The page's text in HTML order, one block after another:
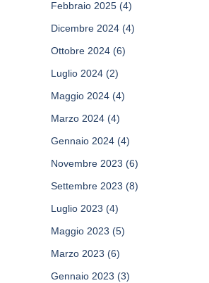
Febbraio 2025 (4)
Dicembre 2024 (4)
Ottobre 2024 (6)
Luglio 2024 (2)
Maggio 2024 (4)
Marzo 2024 (4)
Gennaio 2024 (4)
Novembre 2023 (6)
Settembre 2023 (8)
Luglio 2023 (4)
Maggio 2023 (5)
Marzo 2023 (6)
Gennaio 2023 (3)